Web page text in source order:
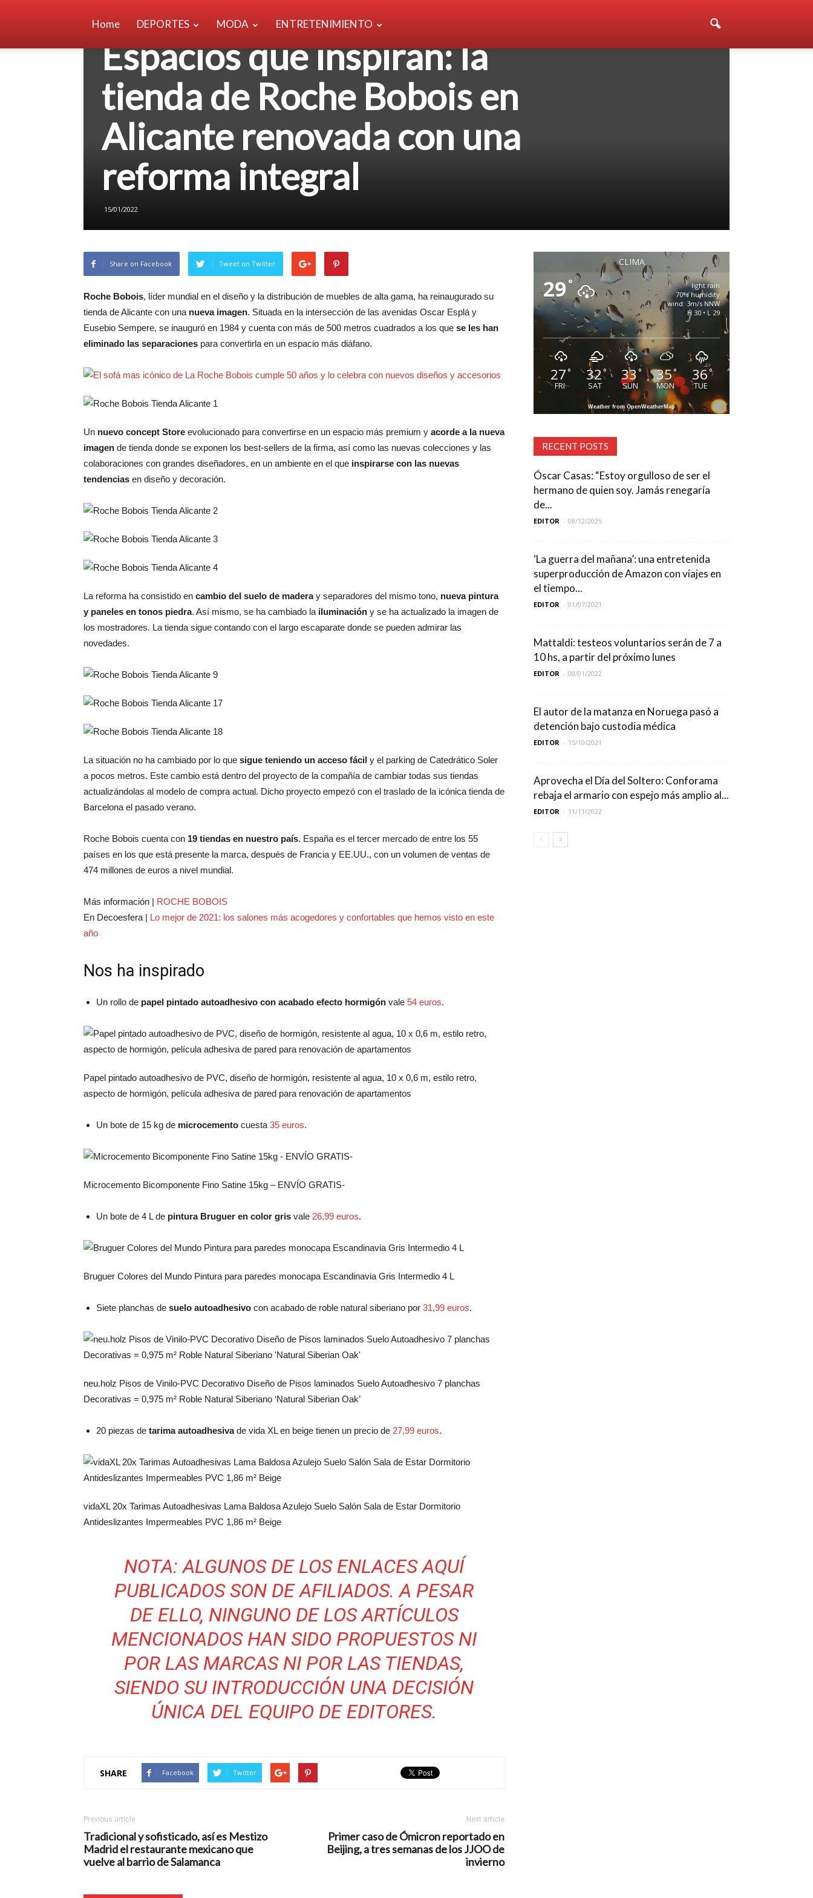
Home DEPORTES MODA ENTRETENIMIENTO
BELLEZA
Espacios que inspiran: la
tienda de Roche Bobois en
Alicante renovada con una
reforma integral
15/01/2022
Share on Facebook Tweet on Twitter
Roche Bobois, líder mundial en el diseño y la distribución de muebles de alta gama, ha reinaugurado su
tienda de Alicante con una nueva imagen. Situada en la intersección de las avenidas Oscar Esplá y
Eusebio Sempere, se inauguró en 1984 y cuenta con más de 500 metros cuadrados a los que se les han
eliminado las separaciones para convertirla en un espacio más diáfano.
Un nuevo concept Store evolucionado para convertirse en un espacio más premium y acorde a la nueva
imagen de tienda donde se exponen los best-sellers de la firma, así como las nuevas colecciones y las
colaboraciones con grandes diseñadores, en un ambiente en el que inspirarse con las nuevas
tendencias en diseño y decoración.
La reforma ha consistido en cambio del suelo de maderay separadores del mismo tono, nueva pintura
y paneles en tonos piedra. Así mismo, se ha cambiado la iluminación y se ha actualizado la imagen de
los mostradores. La tienda sigue contando con el largo escaparate donde se pueden admirar las
novedades.
La situación no ha cambiado por lo que sigue teniendo un acceso fácil y el parking de Catedrático Soler
a pocos metros. Este cambio está dentro del proyecto de la compañía de cambiar todas sus tiendas
actualizándolas al modelo de compra actual. Dicho proyecto empezó con el traslado de la icónica tienda de
Barcelona el pasado verano.
Roche Bobois cuenta con 19 tiendas en nuestro país. España es el tercer mercado de entre los 55
países en los que está presente la marca, después de Francia y EE.UU., con un volumen de ventas de
474 millones de euros a nivel mundial.
Más información | ROCHE BOBOIS
En Decoesfera | Lo mejor de 2021: los salones más acogedores y confortables que hemos visto en este
año
Nos ha inspirado
Un rollo de papel pintado autoadhesivo con acabado efecto hormigón vale 54 euros.
Papel pintado autoadhesivo de PVC, diseño de hormigón, resistente al agua, 10 x 0,6 m, estilo retro,
aspecto de hormigón, película adhesiva de pared para renovación de apartamentos
Un bote de 15 kg de microcemento cuesta 35 euros.
Microcemento Bicomponente Fino Satine 15kg – ENVÍO GRATIS-
Un bote de 4 L de pintura Bruguer en color gris vale 26,99 euros.
Bruguer Colores del Mundo Pintura para paredes monocapa Escandinavia Gris Intermedio 4 L
Siete planchas de suelo autoadhesivo con acabado de roble natural siberiano por 31,99 euros.
neu.holz Pisos de Vinilo-PVC Decorativo Diseño de Pisos laminados Suelo Autoadhesivo 7 planchas
Decorativas = 0,975 m² Roble Natural Siberiano ‘Natural Siberian Oak’
20 piezas de tarima autoadhesivade vida XL en beige tienen un precio de 27,99 euros.
vidaXL 20x Tarimas Autoadhesivas Lama Baldosa Azulejo Suelo Salón Sala de Estar Dormitorio
Antideslizantes Impermeables PVC 1,86 m² Beige
NOTA: ALGUNOS DE LOS ENLACES AQUÍ
PUBLICADOS SON DE AFILIADOS. A PESAR
DE ELLO, NINGUNO DE LOS ARTÍCULOS
MENCIONADOS HAN SIDO PROPUESTOS NI
POR LAS MARCAS NI POR LAS TIENDAS,
SIENDO SU INTRODUCCIÓN UNA DECISIÓN
ÚNICA DEL EQUIPO DE EDITORES.
SHARE Facebook Twitter
Previous article
Tradicional y sofisticado, así es Mestizo
Madrid el restaurante mexicano que
vuelve al barrio de Salamanca
Next article
Primer caso de Ómicron reportado en
Beijing, a tres semanas de los JJOO de
invierno
CLIMA
29 °
light rain
70% humidity
wind: 3m/s NNW
H 30 • L 29
27°
FRI
32°
SAT
33°
SUN
35°
MON
36°
TUE
Weather from OpenWeatherMap
RECENT POSTS
Óscar Casas: “Estoy orgulloso de ser el
hermano de quien soy. Jamás renegaría
de...
EDITOR - 08/12/2025
‘La guerra del mañana’: una entretenida
superproducción de Amazon con viajes en
el tiempo...
EDITOR - 01/07/2021
Mattaldi: testeos voluntarios serán de 7 a
10 hs, a partir del próximo lunes
EDITOR - 08/01/2022
El autor de la matanza en Noruega pasó a
detención bajo custodia médica
EDITOR - 15/10/2021
Aprovecha el Día del Soltero: Conforama
rebaja el armario con espejo más amplio al...
EDITOR - 11/11/2022